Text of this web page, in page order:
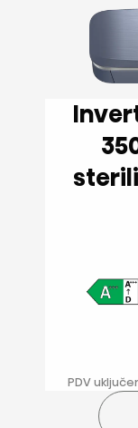
Inverter
3500
PDV